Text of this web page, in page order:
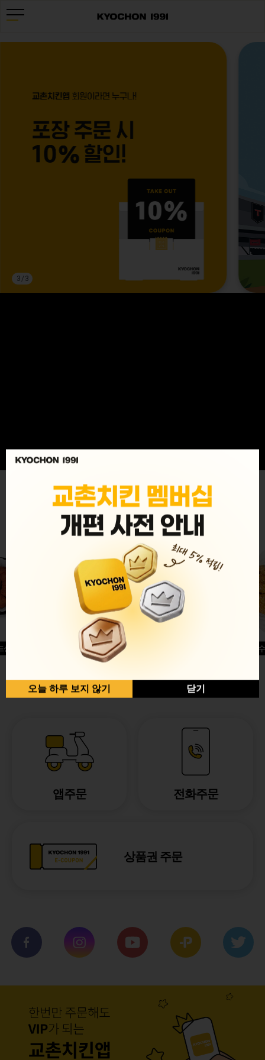
3/ 3
MENU
글윙
반반순살[레드+허니]
허니옥
앱주문 전화주문
상품권 주문
오늘 하루 보지 않기 닫기